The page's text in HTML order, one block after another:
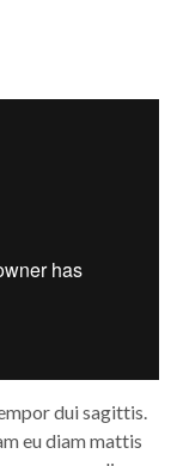
dui sagittis.
eu diam mattis